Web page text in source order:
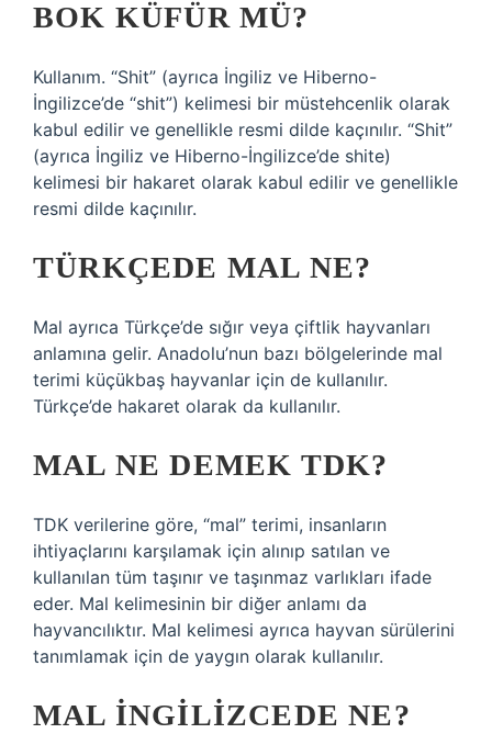
BOK KÜFÜR MÜ?
Kullanım. “Shit” (ayrıca İngiliz ve Hiberno-
İngilizce’de “shit”) kelimesi bir müstehcenlik olarak
kabul edilir ve genellikle resmi dilde kaçınılır. “Shit”
(ayrıca İngiliz ve Hiberno-İngilizce’de shite)
kelimesi bir hakaret olarak kabul edilir ve genellikle
resmi dilde kaçınılır.
TÜRKÇEDE MAL NE?
Mal ayrıca Türkçe’de sığır veya çiftlik hayvanları
anlamına gelir. Anadolu’nun bazı bölgelerinde mal
terimi küçükbaş hayvanlar için de kullanılır.
Türkçe’de hakaret olarak da kullanılır.
MAL NE DEMEK TDK?
TDK verilerine göre, “mal” terimi, insanların
ihtiyaçlarını karşılamak için alınıp satılan ve
kullanılan tüm taşınır ve taşınmaz varlıkları ifade
eder. Mal kelimesinin bir diğer anlamı da
hayvancılıktır. Mal kelimesi ayrıca hayvan sürülerini
tanımlamak için de yaygın olarak kullanılır.
MAL INGILIZCEDE NE?